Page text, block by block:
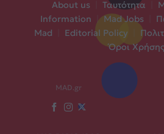
About us Ταυτότητα
Information
| Mad Jobs
Mad
Editorial Policy
Όροι Χρήσης
MAD.gr